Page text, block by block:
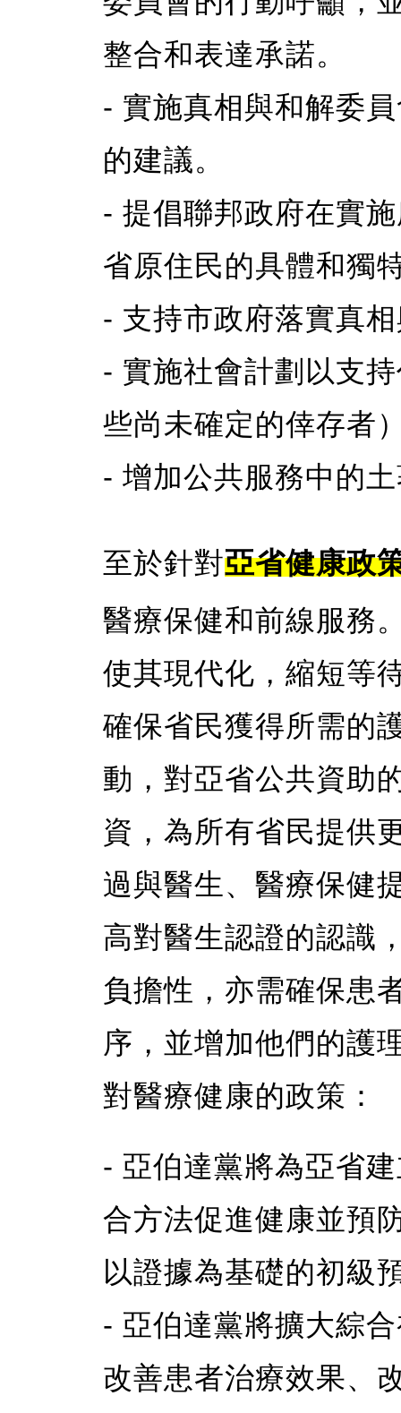
整合和表達承諾。
- 實施真相與和解委
的建議。
- 提倡聯邦政府在實
省原住民的具體和獨
- 支持市政府落實真
- 實施社會計劃以支
些尚未確定的倖存者
- 增加公共服務中的
至於針對亞省健康政
醫療保健和前線服務
使其現代化，縮短等
確保省民獲得所需的
動，對亞省公共資助
資，為所有省民提供
過與醫生、醫療保健
高對醫生認證的認識
負擔性，亦需確保患
序，並增加他們的護
對醫療健康的政策：
- 亞伯達黨將為亞省
合方法促進健康並預
以證據為基礎的初級
- 亞伯達黨將擴大綜
改善患者治療效果、